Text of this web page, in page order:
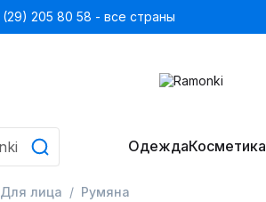
(29) 205 80 58 - все страны
ОдеждаКосметика
Для лица Румяна